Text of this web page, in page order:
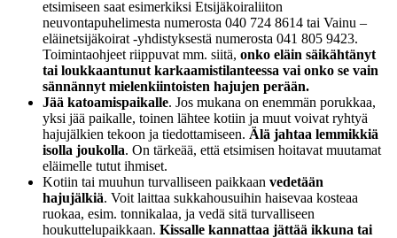
etsimiseen saat esimerkiksi Etsijäkoiraliiton
neuvontapuhelimesta numerosta 040 724 8614 tai Vainu –
eläinetsijäkoirat -yhdistyksestä numerosta 041 805 9423.
Toimintaohjeet riippuvat mm. siitä, onko eläin säikähtänyt
tai loukkaantunut karkaamistilanteessa vai onko se vain
sännännyt mielenkiintoisten hajujen perään.
Jää katoamispaikalle. Jos mukana on enemmän porukkaa,
yksi jää paikalle, toinen lähtee kotiin ja muut voivat ryhtyä
hajujälkien tekoon ja tiedottamiseen. Älä jahtaa lemmikkiä
isolla joukolla. On tärkeää, että etsimisen hoitavat muutamat
eläimelle tutut ihmiset.
Kotiin tai muuhun turvalliseen paikkaan vedetään
hajujälkiä. Voit laittaa sukkahousuihin haisevaa kosteaa
ruokaa, esim. tonnikalaa, ja vedä sitä turvalliseen
houkuttelupaikkaan. Kissalle kannattaa jättää ikkuna tai